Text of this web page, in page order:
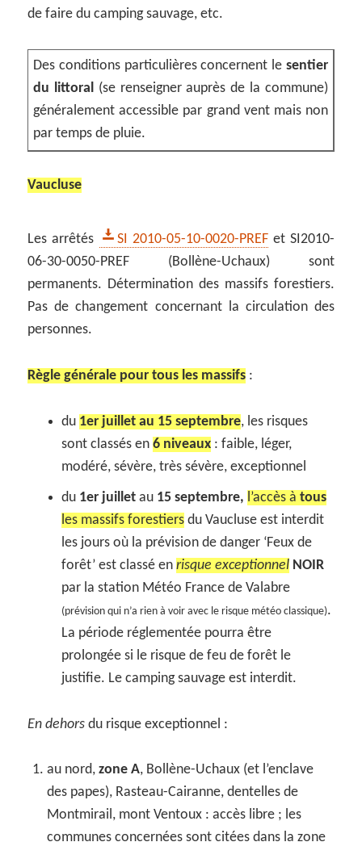
de faire du camping sauvage, etc.
Des conditions particulières concernent le sentier
du littoral (se renseigner auprès de la commune)
généralement accessible par grand vent mais non
par temps de pluie.
Vaucluse
Les arrêtés SI 2010-05-10-0020-PREFet SI2010-
06-30-0050-PREF (Bollène-Uchaux) sont
permanents. Détermination des massifs forestiers.
Pas de changement concernant la circulation des
personnes.
Règle générale pour tous les massifs :
du 1er juillet au 15 septembre, les risques
sont classés en6 niveaux : faible, léger,
modéré, sévère, très sévère, exceptionnel
du 1er juillet au 15 septembre, l’accès àtous
les massifs forestiers du Vaucluse est interdit
les jours où la prévision de danger ‘Feux de
forêt’ est classé enrisque exceptionnel NOIR
par la station Météo France de Valabre
(prévision qui n’a rien à voir avec le risque météo classique).
La période réglementée pourra être
prolongée si le risque de feu de forêt le
justifie. Le camping sauvage est interdit.
En dehors du risque exceptionnel :
au nord,zone A, Bollène-Uchaux (et l’enclave
des papes), Rasteau-Cairanne, dentelles de
Montmirail, mont Ventoux : accès libre ; les
communes concernées sont citées dans la zone